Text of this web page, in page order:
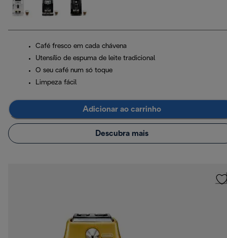
Café fresco em cada chávena
Utensílio de espuma de leite tradicional
O seu café num só toque
Limpeza fácil
Adicionar ao carrinho
Descubra mais